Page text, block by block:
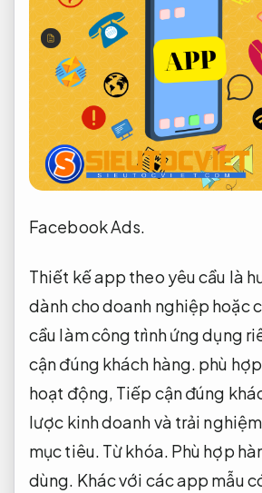
Facebook Ads.
Thiết kế app theo yêu cầu là
dành cho doanh nghiệp hoặc
cầu làm công trình ứng dụng
cận đúng khách hàng. phù
hoạt động, Tiếp cận đúng
lược kinh doanh và trải
mục tiêu. Từ khóa. Phù hợp
dùng. Khác với các app mẫu